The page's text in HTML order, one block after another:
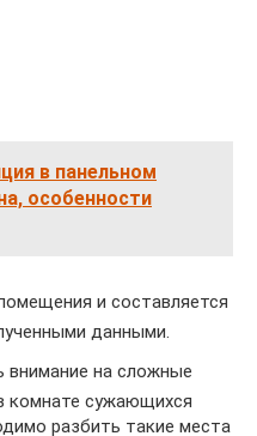
в панельном
особенности
и составляется
данными.
внимание на сложные
комнате сужающихся
разбить такие места